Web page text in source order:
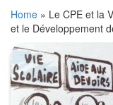
Home » Le CPE et la
et le Développement